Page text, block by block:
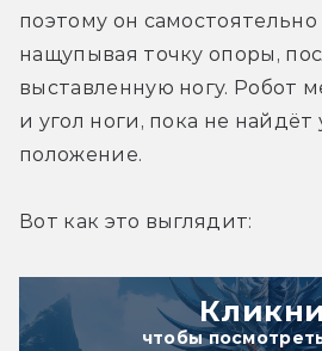
поэтому он самостоятельно
нащупывая точку опоры,
выставленную ногу. Робот
и угол ноги, пока не найдёт
положение.
Вот как это выглядит:
чтобы